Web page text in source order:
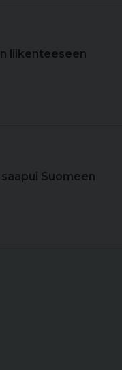
liikenteeseen
Suomeen